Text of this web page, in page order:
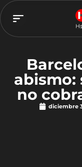
abismo:
no
diciembre